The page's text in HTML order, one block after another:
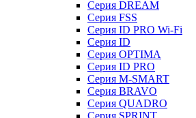
Серия DREAM
Серия FSS
Серия ID PRO Wi-Fi
Серия ID
Серия OPTIMA
Серия ID PRO
Серия M-SMART
Серия BRAVO
Серия QUADRO
Серия SPRINT